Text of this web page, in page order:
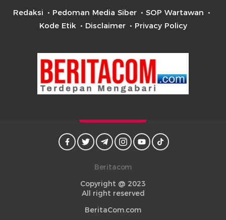
Redaksi Pedoman Media Siber
SOP Wartawan
Kode Etik
Disclaimer Privacy Policy
Beritacom
Copyright @ 2023
All right reserved
BeritaCom.com